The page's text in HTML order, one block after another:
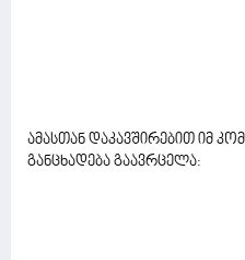
ამასთან დაკავშირებით იმ
განცხადება გაავრცელა: